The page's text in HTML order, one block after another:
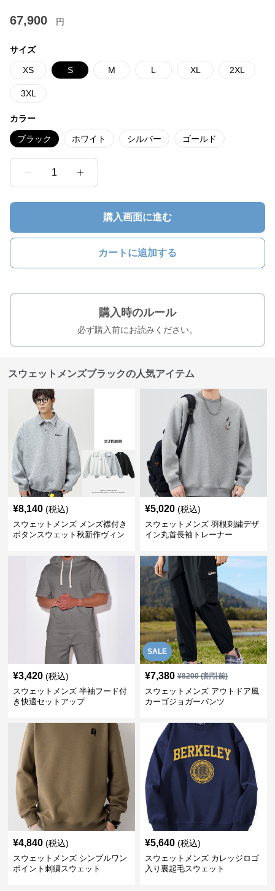
67,900 円
サイズ
XS S M L XL 2XL
3XL
カラー
ブラック ホワイト シルバー ゴールド
1
購入画面に進む
カートに追加する
購入時のルール
必ず購入前にお読みください。
スウェットメンズブラックの人気アイテム
¥8,140 (税込)
スウェットメンズ メンズ襟付き
ボタンスウェット秋新作ヴィン
¥5,020 (税込)
スウェットメンズ 羽根刺繍デザ
イン丸首長袖トレーナー
¥3,420 (税込)
スウェットメンズ 半袖フード付
き快適セットアップ
SALE
¥7,380 ¥8200(割引前)
スウェットメンズ アウトドア風
カーゴジョガーパンツ
¥4,840 (税込)
スウェットメンズ シンプルワン
ポイント刺繍スウェット
¥5,640 (税込)
スウェットメンズ カレッジロゴ
入り裏起毛スウェット